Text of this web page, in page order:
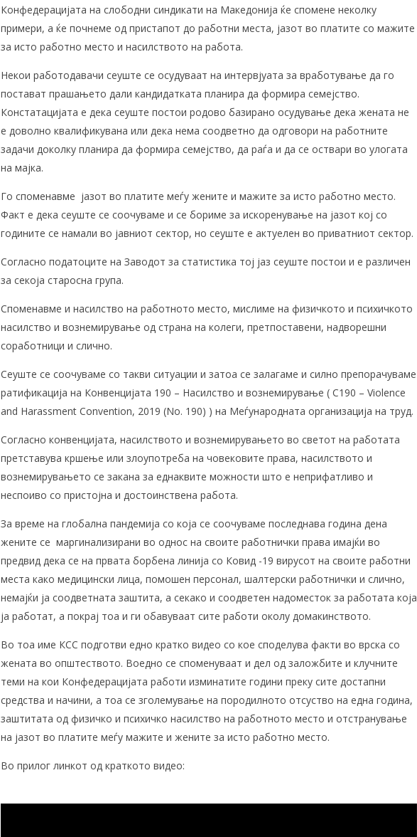
Конфедерацијата на слободни синдикати на Македонија ќе спомене неколку
примери, а ќе почнеме од пристапот до работни места, јазот во платите со мажите
за исто работно место и насилството на работа.
Некои работодавачи сеуште се осудуваат на интервјуата за вработување да го
постават прашањето дали кандидатката планира да формира семејство.
Констатацијата е дека сеуште постои родово базирано осудување дека жената не
е доволно квалификувана или дека нема соодветно да одговори на работните
задачи доколку планира да формира семејство, да раѓа и да се оствари во улогата
на мајка.
Го споменавме јазот во платите меѓу жените и мажите за исто работно место.
Факт е дека сеуште се соочуваме и се бориме за искоренување на јазот кој со
годините се намали во јавниот сектор, но сеуште е актуелен во приватниот сектор.
Согласно податоците на Заводот за статистика тој јаз сеуште постои и е различен
за секоја старосна група.
Споменавме и насилство на работното место, мислиме на физичкото и психичкото
насилство и вознемирување од страна на колеги, претпоставени, надворешни
соработници и слично.
Сеуште се соочуваме со такви ситуации и затоа се залагаме и силно препорачуваме
ратификација на Конвенцијата 190 – Насилство и вознемирување ( C190 – Violence
and Harassment Convention, 2019 (No. 190) ) на Меѓународната организација на труд.
Согласно конвенцијата, насилството и вознемирувањето во светот на работата
претставува кршење или злоупотреба на човековите права, насилството и
вознемирувањето се закана за еднаквите можности што е неприфатливо и
неспоиво со пристојна и достоинствена работа.
За време на глобална пандемија со која се соочуваме последнава година дена
жените се маргинализирани во однос на своите работнички права имајќи во
предвид дека се на првата борбена линија со Ковид -19 вирусот на своите работни
места како медицински лица, помошен персонал, шалтерски работнички и слично,
немајќи ја соодветната заштита, а секако и соодветен надоместок за работата која
ја работат, а покрај тоа и ги обавуваат сите работи околу домакинството.
Во тоа име КСС подготви едно кратко видео со кое споделува факти во врска со
жената во општеството. Воедно се споменуваат и дел од заложбите и клучните
теми на кои Конфедерацијата работи изминатите години преку сите достапни
средства и начини, а тоа се зголемување на породилното отсуство на една година,
заштитата од физичко и психичко насилство на работното место и отстранување
на јазот во платите меѓу мажите и жените за исто работно место.
Во прилог линкот од краткото видео: